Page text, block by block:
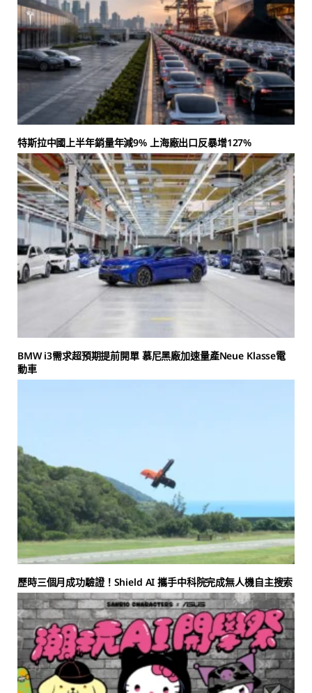
特斯拉中國上半年銷量年減9% 上海廠出口反暴增127%
BMW i3需求超預期提前開單 慕尼黑廠加速量產Neue Klasse電
動車
歷時三個月成功驗證！Shield AI 攜手中科院完成無人機自主搜索